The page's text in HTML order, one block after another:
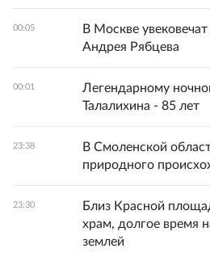
00:05
В Москве
Андрея Рябцева
00:01
Легендарному
Талалихина - 85 лет
23:38
В Смоленской
природного
23:30
Близ Красной
храм, долгое время
землей